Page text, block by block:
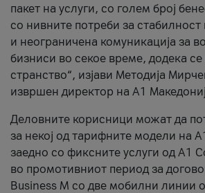
пакет на услуги, со голем број
со нивните потреби за
и неограничена комуникација за
бизниси во секое време, додека се
странство“, изјави Методија
извршен директор на А1
Деловните корисници можат да
за некој од тарифните модели на
заедно со фиксните услуги од A1
во промотивниот период за
Business M со две мобилни линии